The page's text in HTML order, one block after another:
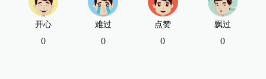
开心
0
难过
0
点赞
0
飘过
0